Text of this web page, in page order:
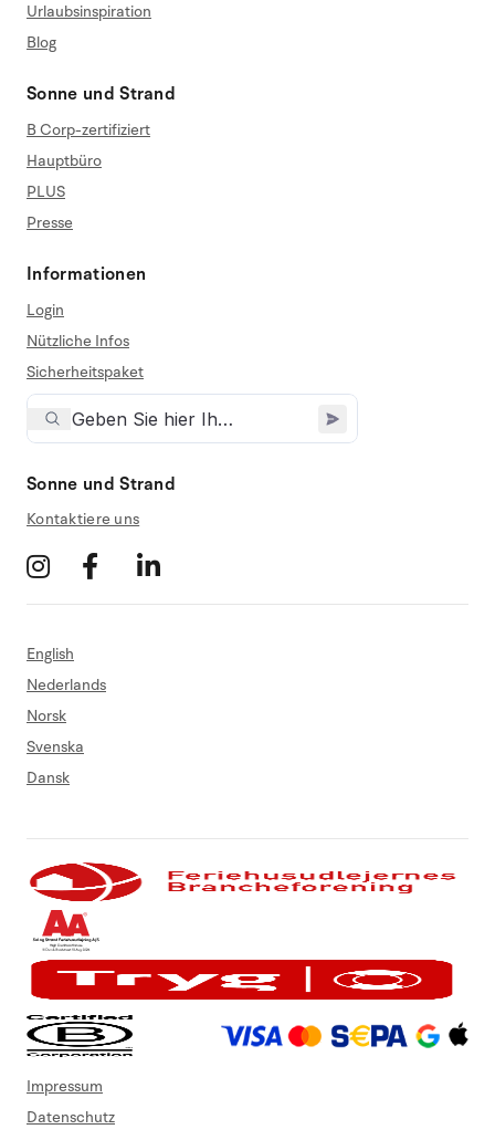
Urlaubsinspiration
Blog
Sonne und Strand
B Corp-zertifiziert
Hauptbüro
PLUS
Presse
Informationen
Login
Nützliche Infos
Sicherheitspaket
Sonne und Strand
Kontaktiere uns
English
Nederlands
Norsk
Svenska
Dansk
Impressum
Datenschutz